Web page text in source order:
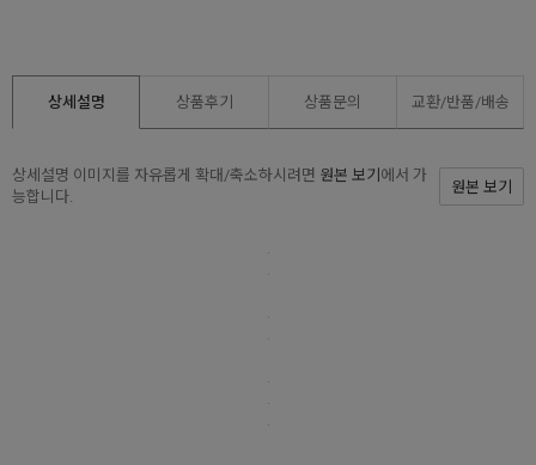
상세설명 상품후기 상품문의 교환/반품/배송
상세설명 이미지를 자유롭게 확대/축소하시려면 원본 보기 에서 가
능합니다.
원본 보기